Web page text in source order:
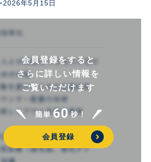
2026年5月15日
会員登録をすると
さらに詳しい情報を
ご覧いただけます
会員登録